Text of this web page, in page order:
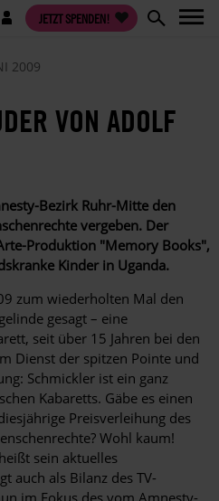
JETZT SPENDEN!
2009
VON ADOLF
Bezirk Ruhr-Mitte den
vergeben. Der
Produktion "Memory Books",
Kinder in Uganda.
zum wiederholten Mal den
gesagt – eine
seit über 15 Jahren bei den
Dienst der spitzen Pointe und
Schmickler ist ein ganz
Kabaretts. Gäbe es einen
Preisverleihung des
Wohl kaum!
sein aktuelles
auch als Bilanz des TV-